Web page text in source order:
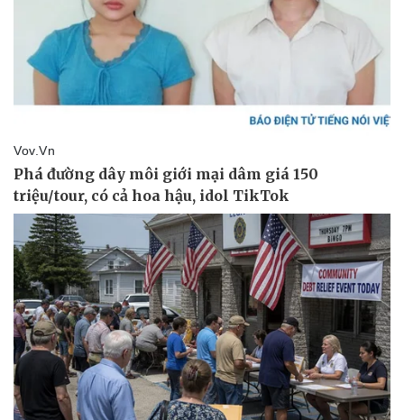
Kinh tế
Bất động sản
Khởi nghiệp
Thị trường
Giá vàng
Tiêu dùng
Tỷ giá
Chứng khoán
Giá cà phê